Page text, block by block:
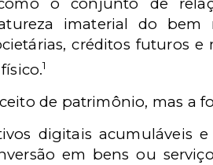
imaterial do
créditos futuros e
1
de patrimônio, mas a
digitais acumuláveis
em bens ou